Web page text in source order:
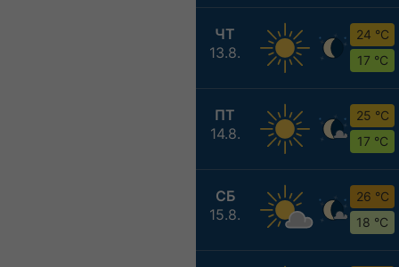
ЧТ
13.8.
24 °C
17 °C
ПТ
14.8.
25 °C
17 °C
СБ
15.8.
26 °C
18 °C